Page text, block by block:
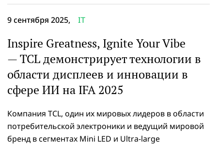
9 сентября 2025, IT
Inspire Greatness, Ignite Your Vibe
— TCL демонстрирует технологии в
области дисплеев и инновации в
сфере ИИ на IFA 2025
Компания TCL, один их мировых лидеров в области
потребительской электроники и ведущий мировой
бренд в сегментах Mini LED и Ultra-large